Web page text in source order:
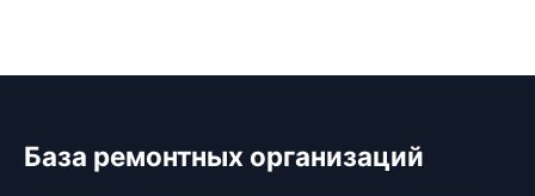
База ремонтных организаций